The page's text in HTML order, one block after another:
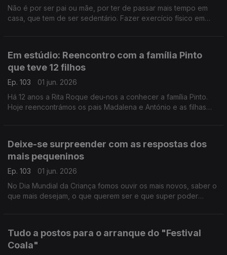
Não é por ser pai ou mãe, por ter de passar mais tempo em
casa, que tem de ser sedentário. Fazer exercício físico em
Em estúdio: Reencontro com a família Pinto
que teve 12 filhos
Ep. 103
01 jun. 2026
Há 12 anos a Rita Roque deu-nos a conhecer a família Pinto.
Hoje reencontrámos os pais Madalena e António e as filhas
Deixe-se surpreender com as respostas dos
mais pequeninos
Ep. 103
01 jun. 2026
No Dia Mundial da Criança fomos ouvir os mais novos, saber o
que mais desejam, o que querem ser e que super poder
Tudo a postos para o arranque do "Festival
Coala"